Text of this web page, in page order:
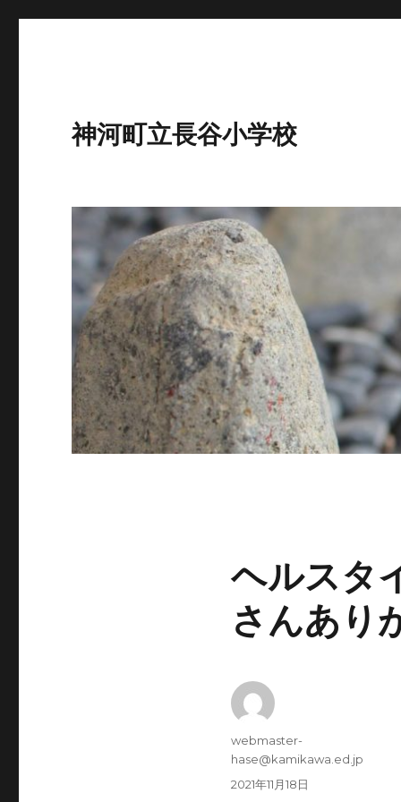
神河町立長谷小学校
ヘル
さんあり
投
稿
webmaster-
hase@kamikawa.ed.jp
投
2021年11月18日